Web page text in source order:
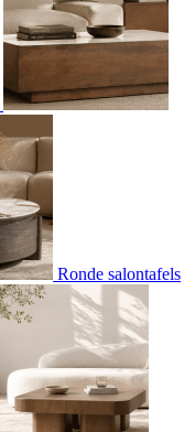
Ronde salontafels